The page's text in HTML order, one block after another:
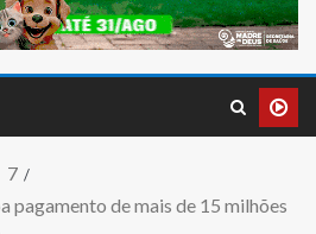
7
pagamento de mais de 15 milhões